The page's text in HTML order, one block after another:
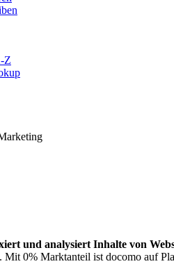
Z
und analysiert Inhalte von
0% Marktanteil ist docomo auf